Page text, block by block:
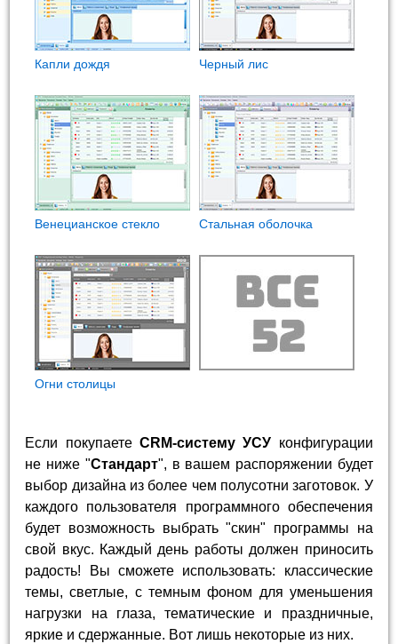
Капли дождя Черный лис
Венецианское стекло Стальная оболочка
Огни столицы
Если покупаете CRM-систему УСУ конфигурации
не ниже "Стандарт", в вашем распоряжении будет
выбор дизайна из более чем полусотни заготовок. У
каждого пользователя программного обеспечения
будет возможность выбрать "скин" программы на
свой вкус. Каждый день работы должен приносить
радость! Вы сможете использовать: классические
темы, светлые, с темным фоном для уменьшения
нагрузки на глаза, тематические и праздничные,
яркие и сдержанные. Вот лишь некоторые из них.